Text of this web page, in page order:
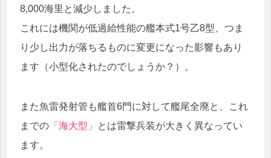
8,000海里と減少しました。
これには機関が低過給性能の艦本式1号乙8型、つま
り少し出力が落ちるものに変更になった影響もあり
ます（小型化されたのでしょうか？）。
また魚雷発射管も艦首6門に対して艦尾全廃と、これ
までの 「海大型」
とは雷撃兵装が大きく異なってい
ます。